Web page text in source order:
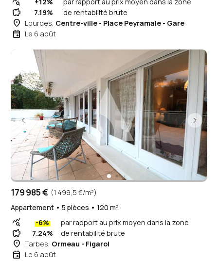
savings 7.19% de rentabilité brute
place Lourdes, Centre-ville - Place Peyramale - Gare
event Le 6 août
179 985 € (1 499,5 €/m²)
Appartement • 5 pièces • 120 m²
query_stats -6% par rapport au prix moyen dans la zone
savings 7.24% de rentabilité brute
place Tarbes, Ormeau - Figarol
event Le 6 août